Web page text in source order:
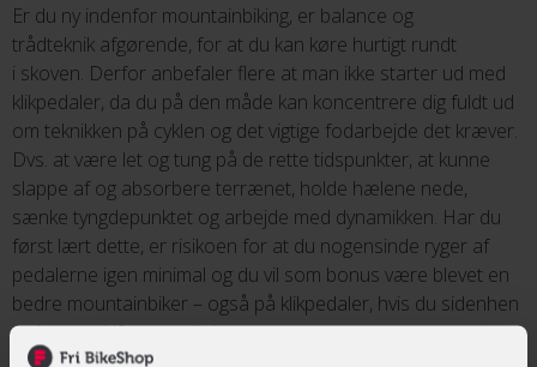
Er du ny indenfor mountainbiking, er balance og
trådteknik afgørende, for at du kan køre hurtigt rundt
i skoven. Derfor anbefaler flere at man ikke starter ud med
klikpedaler, da du på den måde kan koncentrere dig fuldt ud
om teknikken på cyklen og det vigtige fodarbejde det kræver.
Dvs. at være let og tung på de rette tidspunkter, at kunne
slappe af og absorbere terrænet, holde hælene nede,
sænke tyngdepunktet og arbejde med dynamikken. Har du
først lært dette, er risikoen for at du nogensinde ryger af
pedalerne igen minimal og du vil som bonus være blevet en
bedre mountainbiker – også på klikpedaler, hvis du sidenhen
vælger at skifte over til det.